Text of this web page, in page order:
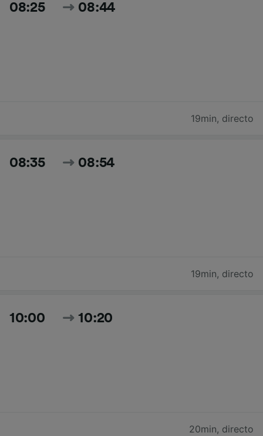
08:25 08:44
19min, directo
08:35 08:54
19min, directo
10:00 10:20
20min, directo